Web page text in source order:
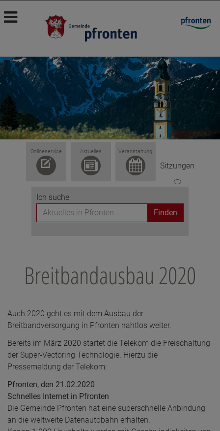
Onlineservice Aktuelles Veranstaltung
Sitzungen
Ich suche
Finden
Breitbandausbau 2020
Auch 2020 geht es mit dem Ausbau der
Breitbandversorgung in Pfronten nahtlos weiter.
Bereits im März 2020 startet die Telekom die Freischaltung
der Super-Vectoring Technologie. Hierzu die
Pressemeldung der Telekom:
Pfronten, den 21.02.2020
Schnelles Internet in Pfronten
Die Gemeinde Pfronten hat eine superschnelle Anbindung
an die weltweite Datenautobahn erhalten.